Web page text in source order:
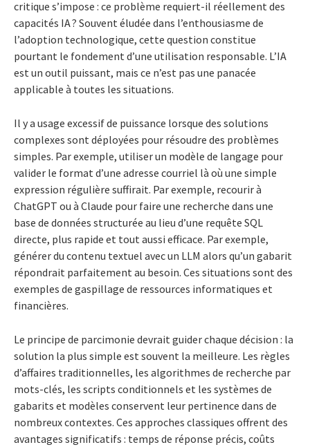
critique s’impose : ce problème requiert-il réellement des
capacités IA ? Souvent éludée dans l’enthousiasme de
l’adoption technologique, cette question constitue
pourtant le fondement d’une utilisation responsable. L’IA
est un outil puissant, mais ce n’est pas une panacée
applicable à toutes les situations.
Il y a usage excessif de puissance lorsque des solutions
complexes sont déployées pour résoudre des problèmes
simples. Par exemple, utiliser un modèle de langage pour
valider le format d’une adresse courriel là où une simple
expression régulière suffirait. Par exemple, recourir à
ChatGPT ou à Claude pour faire une recherche dans une
base de données structurée au lieu d’une requête SQL
directe, plus rapide et tout aussi efficace. Par exemple,
générer du contenu textuel avec un LLM alors qu’un gabarit
répondrait parfaitement au besoin. Ces situations sont des
exemples de gaspillage de ressources informatiques et
financières.
Le principe de parcimonie devrait guider chaque décision : la
solution la plus simple est souvent la meilleure. Les règles
d’affaires traditionnelles, les algorithmes de recherche par
mots-clés, les scripts conditionnels et les systèmes de
gabarits et modèles conservent leur pertinence dans de
nombreux contextes. Ces approches classiques offrent des
avantages significatifs : temps de réponse précis, coûts